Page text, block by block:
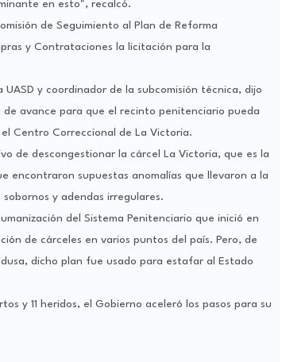
en esto", recalcó.
de Seguimiento al Plan de Reforma
y Contrataciones la licitación para la
y coordinador de la subcomisión técnica, dijo
avance para que el recinto penitenciario pueda
Centro Correccional de La Victoria.
de descongestionar la cárcel La Victoria, que es la
encontraron supuestas anomalías que llevaron a la
y adendas irregulares.
del Sistema Penitenciario que inició en
de cárceles en varios puntos del país. Pero, de
dicho plan fue usado para estafar al Estado
y 11 heridos, el Gobierno aceleró los pasos para su